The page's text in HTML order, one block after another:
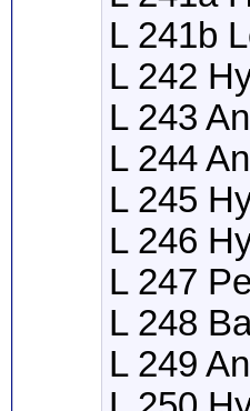
L 241b
L 242
L 243
L 244
L 245
L 246
L 247
L 248
L 249